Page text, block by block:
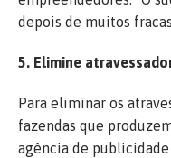
depois de muitos
5. Elimine
Para eliminar os
fazendas que
agência de publicidade